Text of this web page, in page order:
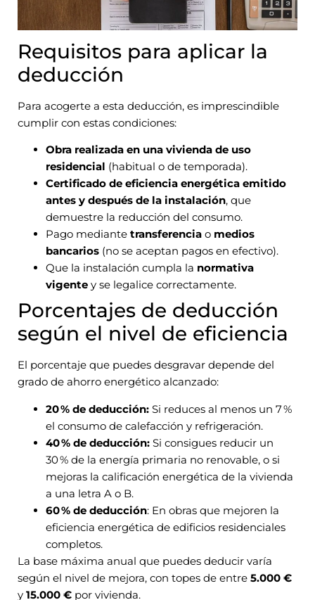
Requisitos para aplicar la
deducción
Para acogerte a esta deducción, es imprescindible
cumplir con estas condiciones:
Obra realizada en una vivienda de uso
residencial (habitual o de temporada).
Certificado de eficiencia energética emitido
antes y después de la instalación, que
demuestre la reducción del consumo.
Pago mediante transferencia o medios
bancarios (no se aceptan pagos en efectivo).
Que la instalación cumpla la normativa
vigente y se legalice correctamente.
Porcentajes de deducción
según el nivel de eficiencia
El porcentaje que puedes desgravar depende del
grado de ahorro energético alcanzado:
20 % de deducción: Si reduces al menos un 7 %
el consumo de calefacción y refrigeración.
40 % de deducción: Si consigues reducir un
30 % de la energía primaria no renovable, o si
mejoras la calificación energética de la vivienda
a una letra A o B.
60 % de deducción: En obras que mejoren la
eficiencia energética de edificios residenciales
completos.
La base máxima anual que puedes deducir varía
según el nivel de mejora, con topes de entre 5.000 €
y 15.000 € por vivienda.